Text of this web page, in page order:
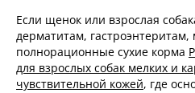
Если щенок или взрослая
дерматитам,
полнорационные сухие корма
для взрослых собак мелких и
чувствительной кожей, где